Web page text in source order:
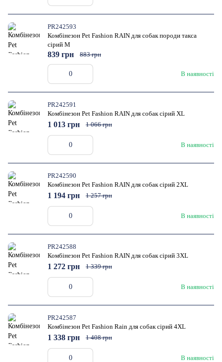
PR242593
Комбінезон Pet Fashion RAIN для собак породи такса
сірий M
В наявності
839 грн 883 грн
PR242591
Комбінезон Pet Fashion RAIN для собак сірий XL
В наявності
1 013 грн 1 066 грн
PR242590
Комбінезон Pet Fashion RAIN для собак сірий 2XL
В наявності
1 194 грн 1 257 грн
PR242588
Комбінезон Pet Fashion RAIN для собак сірий 3XL
В наявності
1 272 грн 1 339 грн
PR242587
Комбінезон Pet Fashion Rain для собак сірий 4XL
В наявності
1 338 грн 1 408 грн